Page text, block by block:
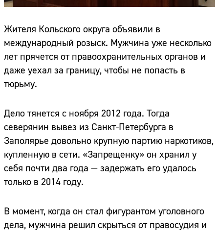
Жителя Кольского округа объявили в
международный розыск. Мужчина уже несколько
лет прячется от правоохранительных органов и
даже уехал за границу, чтобы не попасть в
тюрьму.
Дело тянется с ноября 2012 года. Тогда
северянин вывез из Санкт-Петербурга в
Заполярье довольно крупную партию наркотиков,
купленную в сети. «Запрещенку» он хранил у
себя почти два года — задержать его удалось
только в 2014 году.
В момент, когда он стал фигурантом уголовного
дела, мужчина решил скрыться от правосудия и